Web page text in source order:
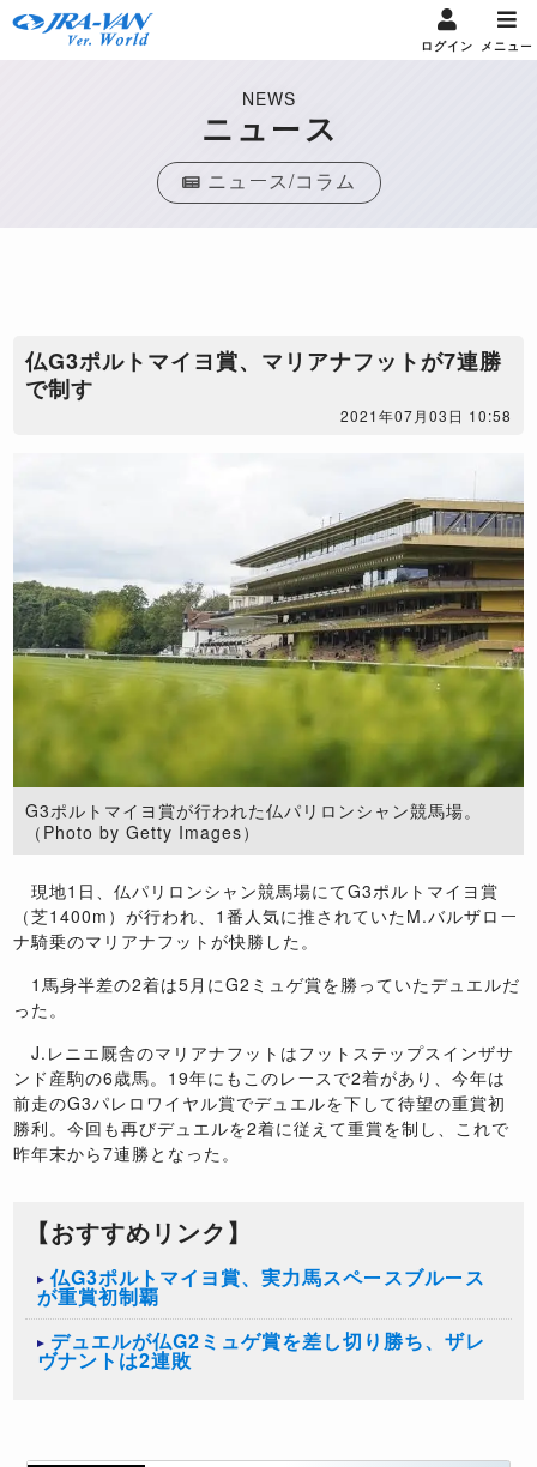
ログイン メニュー
NEWS
ニュース
ニュース/コラム
仏G3ポルトマイヨ賞、マリアナフットが7連勝
で制す
2021年07月03日 10:58
G3ポルトマイヨ賞が行われた仏パリロンシャン競馬場。
（Photo by Getty Images）
現地1日、仏パリロンシャン競馬場にてG3ポルトマイヨ賞
（芝1400m）が行われ、1番人気に推されていたM.バルザロー
ナ騎乗のマリアナフットが快勝した。
1馬身半差の2着は5月にG2ミュゲ賞を勝っていたデュエルだ
った。
J.レニエ厩舎のマリアナフットはフットステップスインザサ
ンド産駒の6歳馬。19年にもこのレースで2着があり、今年は
前走のG3パレロワイヤル賞でデュエルを下して待望の重賞初
勝利。今回も再びデュエルを2着に従えて重賞を制し、これで
昨年末から7連勝となった。
【おすすめリンク】
仏G3ポルトマイヨ賞、実力馬スペースブルース
が重賞初制覇
デュエルが仏G2ミュゲ賞を差し切り勝ち、ザレ
ヴナントは2連敗